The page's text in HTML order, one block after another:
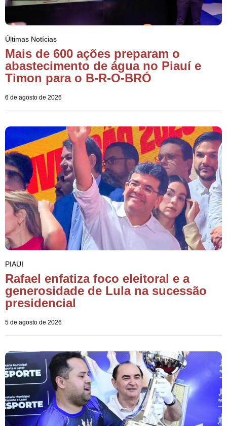
Últimas Notícias
Mais de 600 ações preparam o
abastecimento de água no Piauí e
Timon para o B-R-O-BRÓ
6 de agosto de 2026
PIAUI
Rafael enfatiza foco eleitoral e a
generosidade de Lula na sucessão
presidencial
5 de agosto de 2026